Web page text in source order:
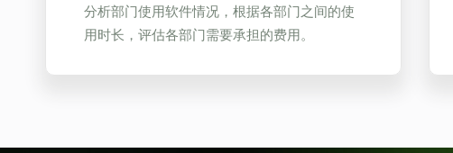
分析部门使用软件情况，根据各部门之间的使
用时长，评估各部门需要承担的费用。